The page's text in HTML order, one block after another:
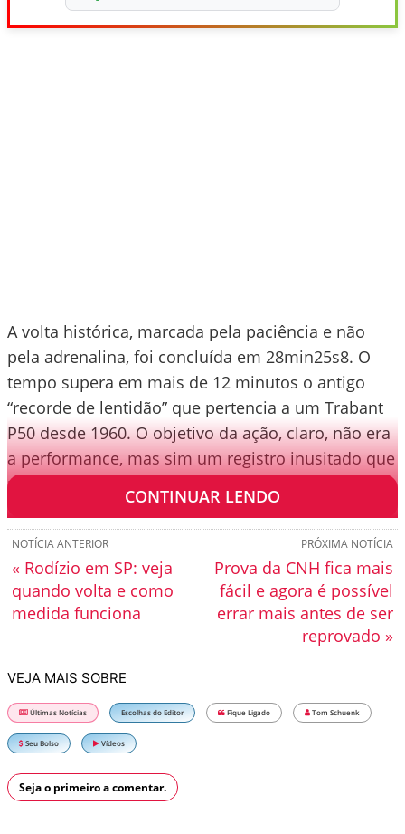
A volta histórica, marcada pela paciência e não
pela adrenalina, foi concluída em 28min25s8. O
tempo supera em mais de 12 minutos o antigo
“recorde de lentidão” que pertencia a um Trabant
P50 desde 1960. O objetivo da ação, claro, não era
a performance, mas sim um registro inusitado que
une humor e marketing.
CONTINUAR LENDO
PRÓXIMA NOTÍCIA
Prova da CNH fica mais
fácil e agora é possível
errar mais antes de ser
reprovado »
NOTÍCIA ANTERIOR
« Rodízio em SP: veja
quando volta e como
medida funciona
VEJA MAIS SOBRE
Últimas Notícias Escolhas do Editor Fique Ligado Tom Schuenk
Seu Bolso Vídeos
Seja o primeiro a comentar.